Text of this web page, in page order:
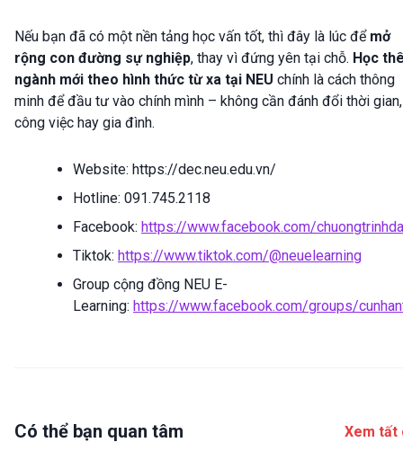
Nếu bạn đã có một nền tảng học vấn tốt, thì đây là lúc để mở
rộng con đường sự nghiệp, thay vì đứng yên tại chỗ. Học
ngành mới theo hình thức từ xa tại NEU chính là cách thông
minh để đầu tư vào chính mình – không cần đánh đổi thời gian,
công việc hay gia đình.
Website: https://dec.neu.edu.vn/
Hotline: 091.745.2118
Facebook: https://www.facebook.com/
Tiktok: https://www.tiktok.com/@neuelearning
Group cộng đồng NEU E-
Learning: https://www.facebook.com/groups/
Có thể bạn quan tâm Xem tất